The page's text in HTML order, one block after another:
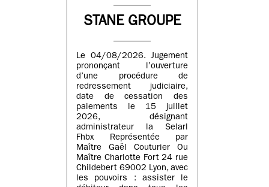
STANE GROUPE
Le 04/08/2026. Jugement
prononçant l’ouverture
d’une procédure de
redressement judiciaire,
date de cessation des
paiements le 15 juillet
2026, désignant
administrateur la Selarl
Fhbx Représentée par
Maître Gaël Couturier Ou
Maître Charlotte Fort 24 rue
Childebert 69002 Lyon, avec
les pouvoirs : assister le